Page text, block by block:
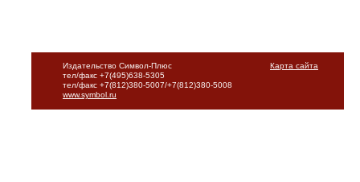
Карта сайта
Издательство Символ-Плюс
тел/факс +7(495)638-5305
тел/факс +7(812)380-5007/+7(812)380-5008
www.symbol.ru